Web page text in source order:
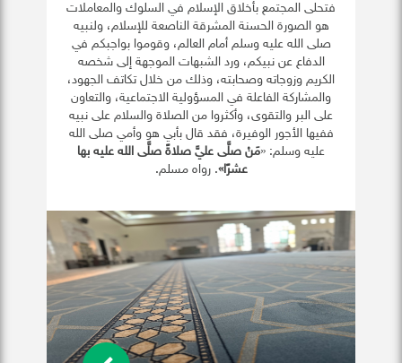
فتحلى المجتمع بأخلاق الإسلام في السلوك والمعاملات
هو الصورة الحسنة المشرقة الناصعة للإسلام، ولنبيه
صلى الله عليه وسلم أمام العالم، وقوموا بواجبكم في
الدفاع عن نبيكم، ورد الشبهات الموجهة إلى شخصه
الكريم وزوجاته وصحابته، وذلك من خلال تكاتف الجهود،
والمشاركة الفاعلة في المسؤولية الاجتماعية، والتعاون
على البر والتقوى، وأكثروا من الصلاة والسلام على نبيه
ففيها الأجور الوفيرة، فقد قال بأبي هو وأمي صلى الله
عليه وسلم: «مَنْ صلَّى عليَّ صلاةً صلَّى الله عليه بها
عشرًا». رواه مسلم.